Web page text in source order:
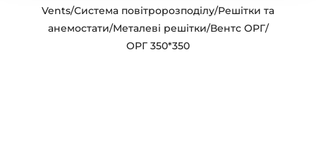
Vents/Система повітророзподілу/Решітки та
анемостати/Металеві решітки/Вентс ОРГ/
ОРГ 350*350